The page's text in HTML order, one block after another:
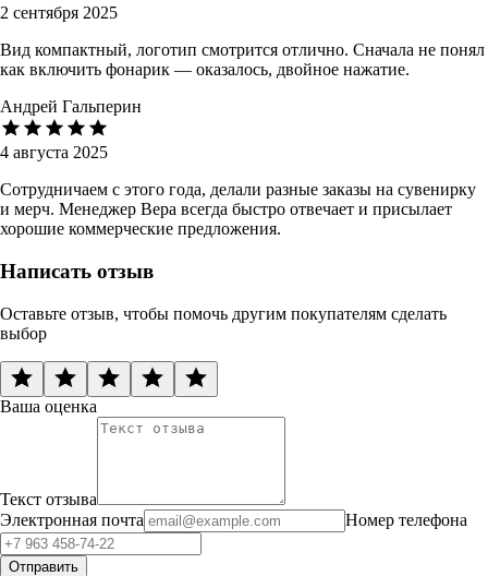
2 сентября 2025
Вид компактный, логотип смотрится отлично. Сначала не понял
как включить фонарик — оказалось, двойное нажатие.
Андрей Гальперин
4 августа 2025
Сотрудничаем с этого года, делали разные заказы на сувенирку
и мерч. Менеджер Вера всегда быстро отвечает и присылает
хорошие коммерческие предложения.
Написать отзыв
Оставьте отзыв, чтобы помочь другим покупателям сделать
выбор
Ваша оценка
Текст отзыва
Электронная почта
Номер телефона
Отправить